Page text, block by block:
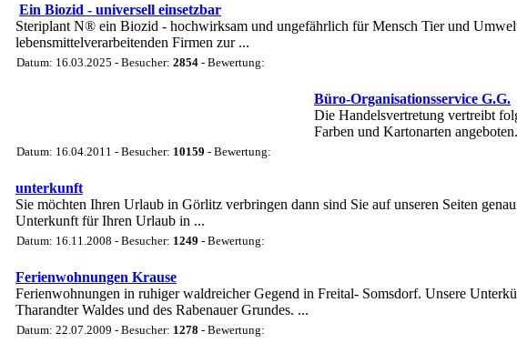
Ein Biozid - universell einsetzbar
Steriplant N® ein Biozid - hochwirksam und ungefährlich für Mensch Tier und
lebensmittelverarbeitenden Firmen zur ...
Datum: 16.03.2025 - Besucher: 2854 - Bewertung:
Büro-Organisationsservice G.G.
Die Handelsvertretung vertreibt
Farben und Kartonarten
Datum: 16.04.2011 - Besucher: 10159 - Bewertung:
unterkunft
Sie möchten Ihren Urlaub in Görlitz verbringen dann sind Sie auf unseren Seiten
Unterkunft für Ihren Urlaub in ...
Datum: 16.11.2008 - Besucher: 1249 - Bewertung:
Ferienwohnungen Krause
Ferienwohnungen in ruhiger waldreicher Gegend in Freital- Somsdorf. Unsere
Tharandter Waldes und des Rabenauer Grundes. ...
Datum: 22.07.2009 - Besucher: 1278 - Bewertung: